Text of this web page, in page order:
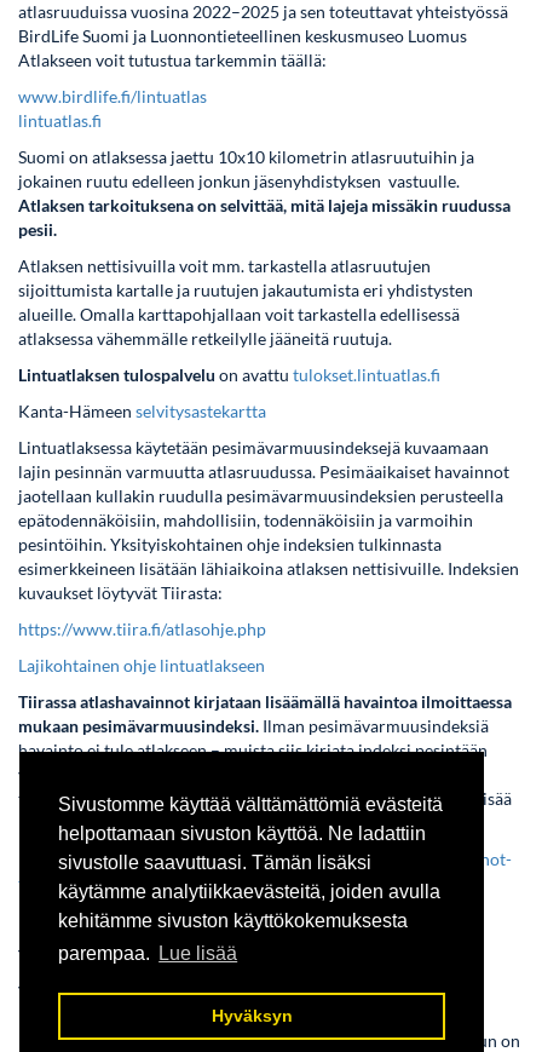
Sivustomme käyttää välttämättömiä evästeitä
helpottamaan sivuston käyttöä. Ne ladattiin
sivustolle saavuttuasi. Tämän lisäksi
käytämme analytiikkaevästeitä, joiden avulla
kehitämme sivuston käyttökokemuksesta
parempaa.
Lue lisää
Hyväksyn
atlasruuduissa vuosina 2022–2025 ja sen toteuttavat yhteistyössä
BirdLife Suomi ja Luonnontieteellinen keskusmuseo Luomus
Atlakseen voit tutustua tarkemmin täällä:
www.birdlife.fi/lintuatlas
lintuatlas.fi
Suomi on atlaksessa jaettu 10x10 kilometrin atlasruutuihin ja
jokainen ruutu edelleen jonkun jäsenyhdistyksen vastuulle.
Atlaksen tarkoituksena on selvittää, mitä lajeja missäkin ruudussa
pesii.
Atlaksen nettisivuilla voit mm. tarkastella atlasruutujen
sijoittumista kartalle ja ruutujen jakautumista eri yhdistysten
alueille. Omalla karttapohjallaan voit tarkastella edellisessä
atlaksessa vähemmälle retkeilylle jääneitä ruutuja.
Lintuatlaksen tulospalvelu on avattu tulokset.lintuatlas.fi
Kanta-Hämeen selvitysastekartta
Lintuatlaksessa käytetään pesimävarmuusindeksejä kuvaamaan
lajin pesinnän varmuutta atlasruudussa. Pesimäaikaiset havainnot
jaotellaan kullakin ruudulla pesimävarmuusindeksien perusteella
epätodennäköisiin, mahdollisiin, todennäköisiin ja varmoihin
pesintöihin. Yksityiskohtainen ohje indeksien tulkinnasta
esimerkkeineen lisätään lähiaikoina atlaksen nettisivuille. Indeksien
kuvaukset löytyvät Tiirasta:
https://www.tiira.fi/atlasohje.php
Lajikohtainen ohje lintuatlakseen
Tiirassa atlashavainnot kirjataan lisäämällä havaintoa ilmoittaessa
mukaan pesimävarmuusindeksi. Ilman pesimävarmuusindeksiä
havainto ei tule atlakseen – muista siis kirjata indeksi pesintään
viittaavissa havainnoissa! Tiirasta havainnot siirtyvät atlaksen
tulospalveluun miltei reaaliajassa, kerran vuorokaudessa. Lue lisää
havaintojen ilmoittamisesta Tiiraan:
https://www.birdlife.fi/suojelu/seuranta/lintuatlas/atlashavainnot-
tiiraan/
Tulostettava ruutulomake
Voit tulostaa atlasruudulta maastoon mukaan lomakkeen, jolta
käyvät ilmi ruudulta ilmoitetut lajitiedot
nykyisessä ja edellisessä lintuatlaksessa. Huomaathan, että sinun on